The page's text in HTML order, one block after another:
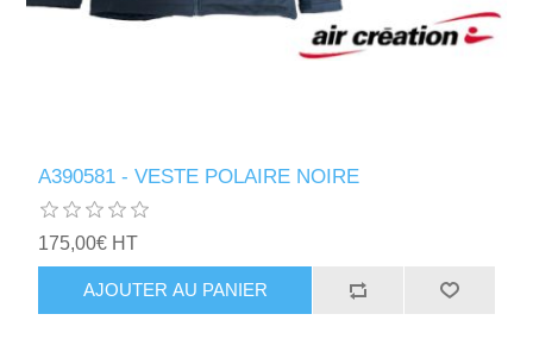
A390581 - VESTE POLAIRE NOIRE
175,00€ HT
AJOUTER AU PANIER